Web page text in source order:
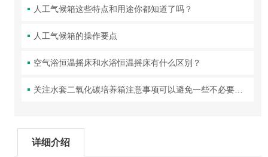
人工气候箱这些特点和用途你都知道了吗？
人工气候箱的操作要点
空气浴恒温摇床和水浴恒温摇床有什么区别？
详细介绍